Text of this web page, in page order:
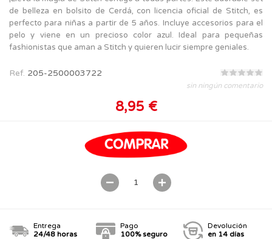
de belleza en bolsito de Cerdá, con licencia oficial de Stitch, es
perfecto para niñas a partir de 5 años. Incluye accesorios para el
pelo y viene en un precioso color azul. Ideal para pequeñas
fashionistas que aman a Stitch y quieren lucir siempre geniales.
Ref. 205-2500003722
sin ningún comentario
8,95 €
Entrega
24/48 horas
Pago
100% seguro
Devolución
en 14 días